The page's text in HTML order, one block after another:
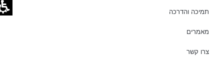
תמיכה והדרכה
מאמרים
צרו קשר